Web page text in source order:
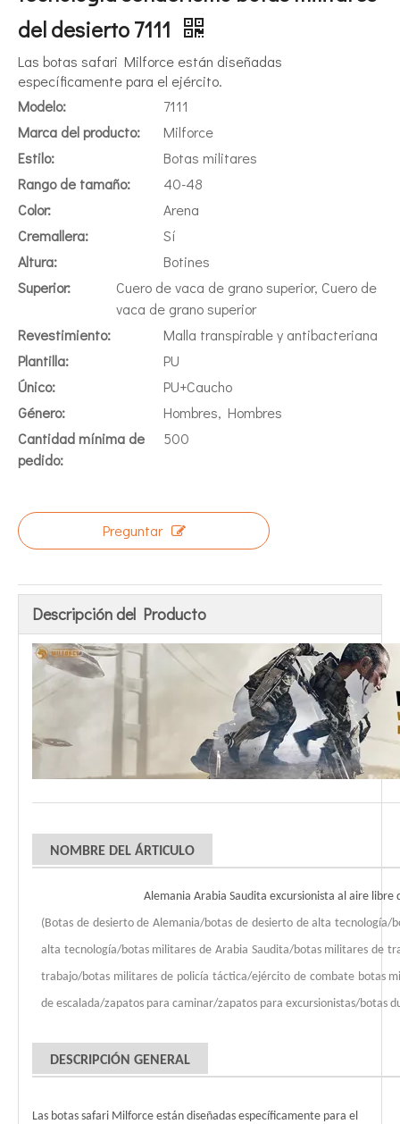
del desierto 7111
Las botas safari Milforce están diseñadas
específicamente para el ejército.
Modelo:
7111
Marca del producto:
Milforce
Estilo:
Botas militares
Rango de tamaño:
40-48
Color:
Arena
Cremallera:
Sí
Altura:
Botines
Superior:
Cuero de vaca de grano superior, Cuero de
vaca de grano superior
Revestimiento:
Malla transpirable y antibacteriana
Plantilla:
PU
Único:
PU+Caucho
Género:
Hombres, Hombres
Cantidad mínima de
pedido:
500
Preguntar
Descripción del Producto
NOMBRE DEL ÁRTICULO
Alemania Arabia Saudita excursionista al aire
(Botas de desierto de Alemania/botas de desierto de alta
alta tecnología/botas militares de Arabia Saudita/botas militares de
trabajo/botas militares de policía táctica/ejército de combate botas
de escalada/zapatos para caminar/zapatos para excursionistas/botas
DESCRIPCIÓN GENERAL
Las botas safari Milforce están diseñadas específicamente para el